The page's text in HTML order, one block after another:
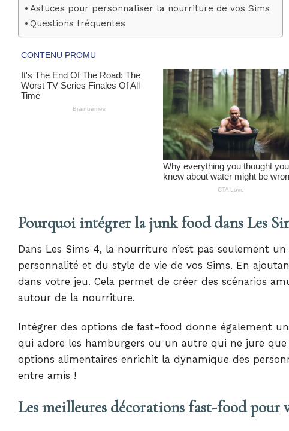
Astuces pour personnaliser la nourriture de vos Sims
Questions fréquentes
Pourquoi intégrer la junk food dans Les
Dans Les Sims 4, la nourriture n’est pas seulement
personnalité et du style de vie de vos Sims. En
dans votre jeu. Cela permet de créer des scénarios
autour de la nourriture.
Intégrer des options de fast-food donne également
qui adore les hamburgers ou un autre qui ne jure
options alimentaires enrichit la dynamique des
entre amis !
Les meilleures décorations fast-food pour